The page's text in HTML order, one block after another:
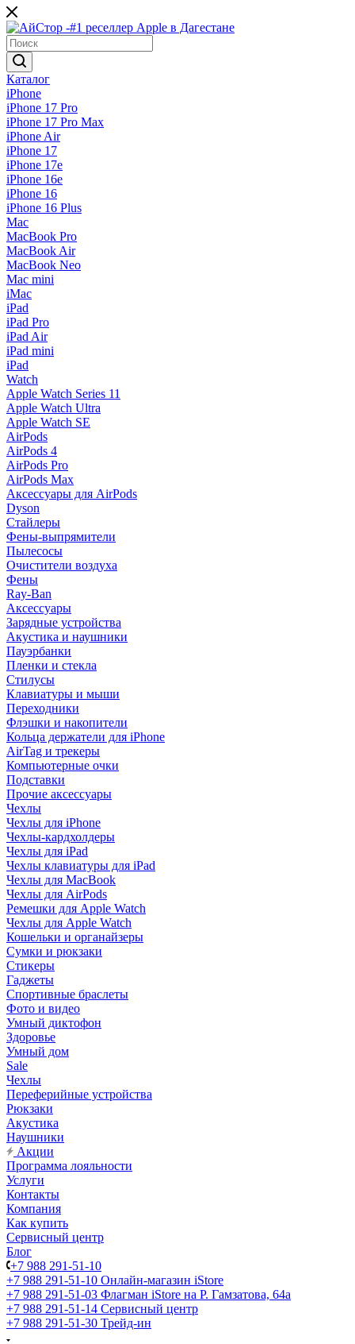
Каталог
iPhone
iPhone 17 Pro
iPhone 17 Pro Max
iPhone Air
iPhone 17
iPhone 17e
iPhone 16e
iPhone 16
iPhone 16 Plus
Mac
MacBook Pro
MacBook Air
MacBook Neo
Mac mini
iMac
iPad
iPad Pro
iPad Air
iPad mini
iPad
Watch
Apple Watch Series 11
Apple Watch Ultra
Apple Watch SE
AirPods
AirPods 4
AirPods Pro
AirPods Max
Аксессуары для AirPods
Dyson
Стайлеры
Фены-выпрямители
Пылесосы
Очистители воздуха
Фены
Ray-Ban
Аксессуары
Зарядные устройства
Акустика и наушники
Пауэрбанки
Пленки и стекла
Стилусы
Клавиатуры и мыши
Переходники
Флэшки и накопители
Кольца держатели для iPhone
AirTag и трекеры
Компьютерные очки
Подставки
Прочие аксессуары
Чехлы
Чехлы для iPhone
Чехлы-кардхолдеры
Чехлы для iPad
Чехлы клавиатуры для iPad
Чехлы для MacBook
Чехлы для AirPods
Ремешки для Apple Watch
Чехлы для Apple Watch
Кошельки и органайзеры
Сумки и рюкзаки
Стикеры
Гаджеты
Спортивные браслеты
Фото и видео
Умный диктофон
Здоровье
Умный дом
Sale
Чехлы
Переферийные устройства
Рюкзаки
Акустика
Наушники
Акции
Программа лояльности
Услуги
Контакты
Компания
Как купить
Сервисный центр
Блог
+7 988 291-51-10
+7 988 291-51-10 Онлайн-магазин iStore
+7 988 291-51-03 Флагман iStore на Р. Гамзатова, 64а
+7 988 291-51-14 Сервисный центр
+7 988 291-51-30 Трейд-ин